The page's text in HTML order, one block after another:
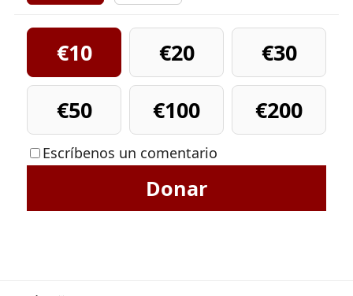
€10 €20
€30
€50
€100 €200
Escríbenos un comentario
Donar